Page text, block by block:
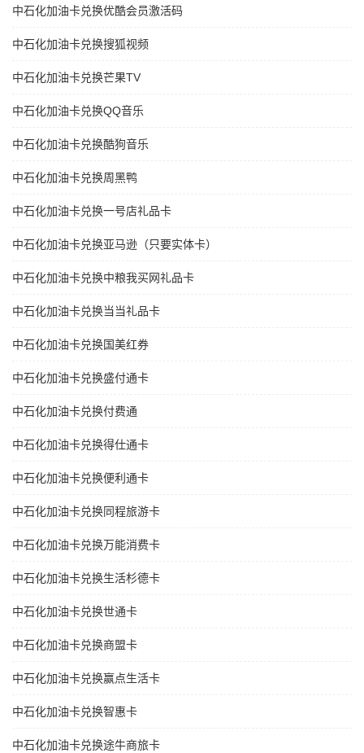
中石化加油卡兑换优酷会员激活码
中石化加油卡兑换搜狐视频
中石化加油卡兑换芒果TV
中石化加油卡兑换QQ音乐
中石化加油卡兑换酷狗音乐
中石化加油卡兑换周黑鸭
中石化加油卡兑换一号店礼品卡
中石化加油卡兑换亚马逊（只要实体卡）
中石化加油卡兑换中粮我买网礼品卡
中石化加油卡兑换当当礼品卡
中石化加油卡兑换国美红券
中石化加油卡兑换盛付通卡
中石化加油卡兑换付费通
中石化加油卡兑换得仕通卡
中石化加油卡兑换便利通卡
中石化加油卡兑换同程旅游卡
中石化加油卡兑换万能消费卡
中石化加油卡兑换生活杉德卡
中石化加油卡兑换世通卡
中石化加油卡兑换商盟卡
中石化加油卡兑换赢点生活卡
中石化加油卡兑换智惠卡
中石化加油卡兑换途牛商旅卡